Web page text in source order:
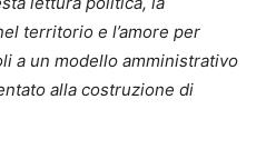
territorio e l’amore per
a un modello amministrativo
alla costruzione di